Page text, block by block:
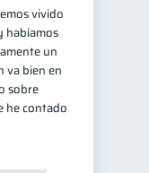
vivido
habíamos
un
va bien en
sobre
he contado